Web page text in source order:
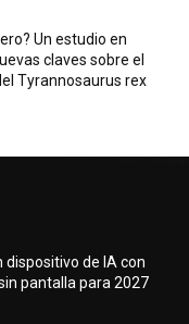
Un estudio en
claves sobre el
Tyrannosaurus rex
dispositivo de IA con
pantalla para 2027